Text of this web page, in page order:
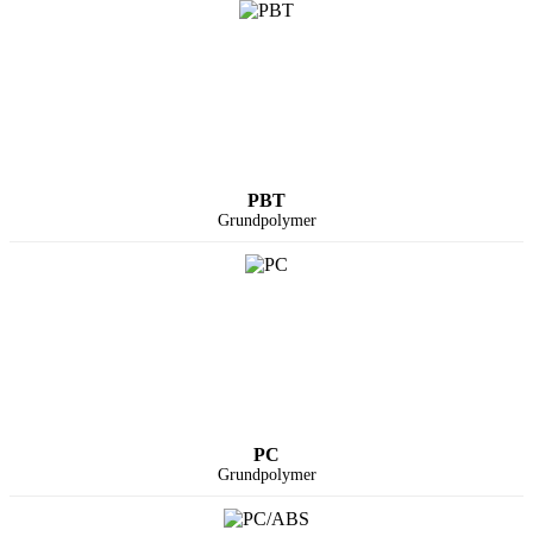
PBT
Grundpolymer
PC
Grundpolymer